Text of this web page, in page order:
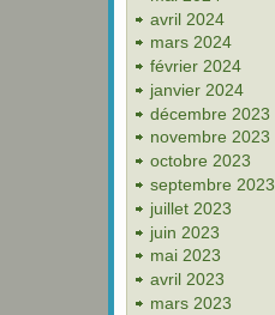
avril 2024
mars 2024
février 2024
janvier 2024
décembre 2023
novembre 2023
octobre 2023
septembre 2023
juillet 2023
juin 2023
mai 2023
avril 2023
mars 2023